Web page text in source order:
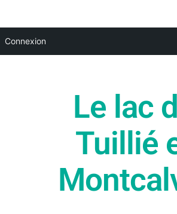
Connexion
Le lac
Tuillié